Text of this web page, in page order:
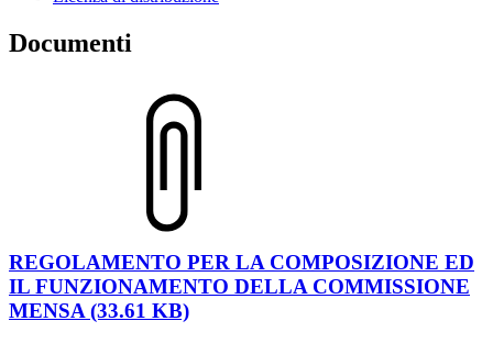
Documenti
REGOLAMENTO PER LA COMPOSIZIONE ED
IL FUNZIONAMENTO DELLA COMMISSIONE
MENSA (33.61 KB)